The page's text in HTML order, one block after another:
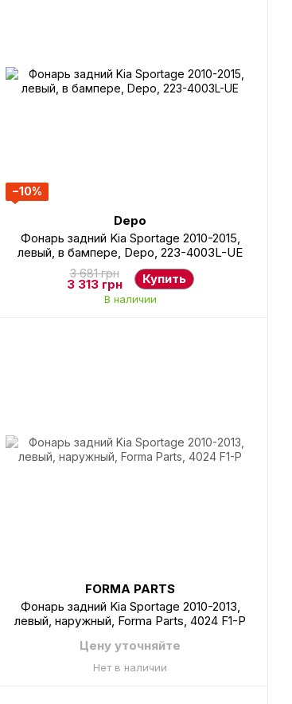
−10%
Depo
Фонарь задний Kia Sportage 2010-2015,
левый, в бампере, Depo, 223-4003L-UE
3 681 грн
3 313 грн Купить
В наличии
FORMA PARTS
Фонарь задний Kia Sportage 2010-2013,
левый, наружный, Forma Parts, 4024 F1-P
Цену уточняйте
Нет в наличии